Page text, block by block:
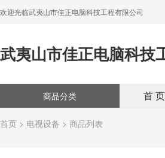
欢迎光临武夷山市佳正电脑科技工程有限公司
武夷山市佳正电脑科技
商品分类 首 页
首页 > 电视设备 > 商品列表